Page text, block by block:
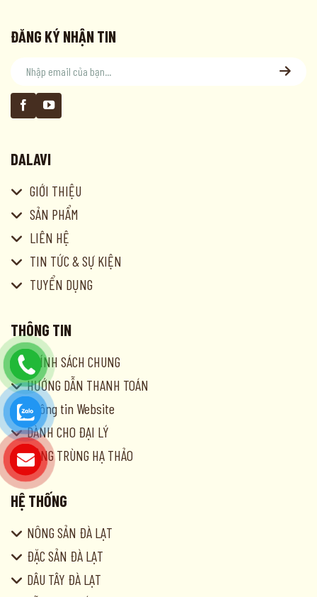
ĐĂNG KÝ NHẬN TIN
DALAVI
GIỚI THIỆU
SẢN PHẨM
LIÊN HỆ
TIN TỨC & SỰ KIỆN
TUYỂN DỤNG
THÔNG TIN
CHÍNH SÁCH CHUNG
HƯỚNG DẪN THANH TOÁN
Thông tin Website
DÀNH CHO ĐẠI LÝ
ĐÔNG TRÙNG HẠ THẢO
HỆ THỐNG
NÔNG SẢN ĐÀ LẠT
ĐẶC SẢN ĐÀ LẠT
DÂU TÂY ĐÀ LẠT